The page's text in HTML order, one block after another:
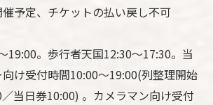
予定、チケットの払い戻し不可
19:00。歩行者天国12:30～17:30。当
け受付時間10:00～19:00(列整理開始
当日券10:00) 。カメラマン向け受付